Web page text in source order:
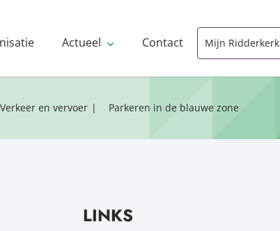
Actueel Contact Mijn Ridderkerk
Verkeer en vervoer Parkeren in de blauwe zone
LINKS